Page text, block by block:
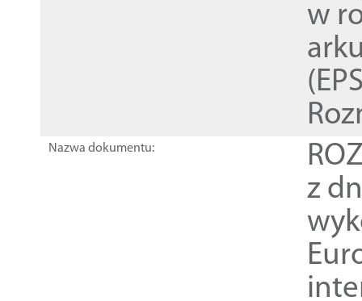
w
Nazwa dokumentu:
z